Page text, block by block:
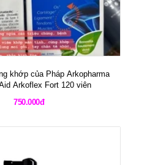
khớp của Pháp Arkopharma
Arkoflex Fort 120 viên
750.000đ